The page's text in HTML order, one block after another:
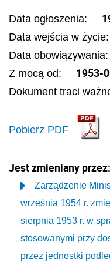
Data ogłoszenia:
Data wejścia w życie:
Data obowiązywania:
Z mocą od: 1953-
Dokument traci
Pobierz PDF
Jest zmieniany przez:
Zarządzenie
września 1954 r.
sierpnia 1953 r. w
stosowanymi przy
przez jednostki